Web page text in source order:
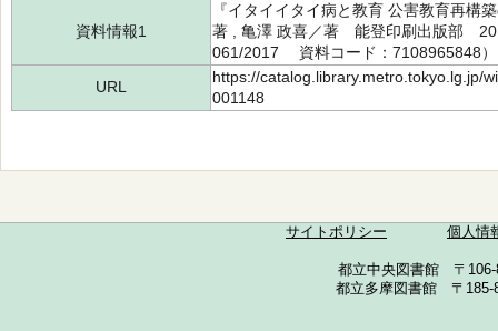
資料情報1
『イタイイタイ病と教育 公害教育再
著 , 亀澤 政喜／著 能登印刷出版部
061/2017 資料コード：7108965848）
URL
https://catalog.library.metro.tokyo.lg.jp/
001148
サイトポリシー 個人情
都立中央図書館 〒
都立多摩図書館 〒185-